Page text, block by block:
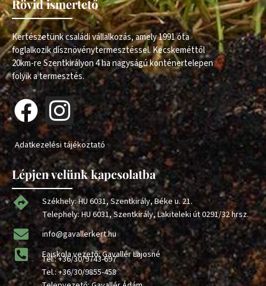
Rövid ismertető
Kertészetünk családi vállalkozás, amely 1991 óta
foglalkozik dísznövénytermesztéssel. Kecskeméttől
20km-re Szentkirályon 4 ha nagyságú konténertelepen
folyik a termesztés.
Adatkezelési tájékoztató
Lépjen velünk kapcsolatba
Székhely: HU 6031, Szentkirály, Béke u. 21.
Telephely: HU 6031, Szentkirály, Lakiteleki út 0291/32 hrsz.
info@gavallerkert.hu
Faiskola vezető: Gavallér Lajosné
Tel.:+36/30/9743-697
Tel.:+36/30/9855-458